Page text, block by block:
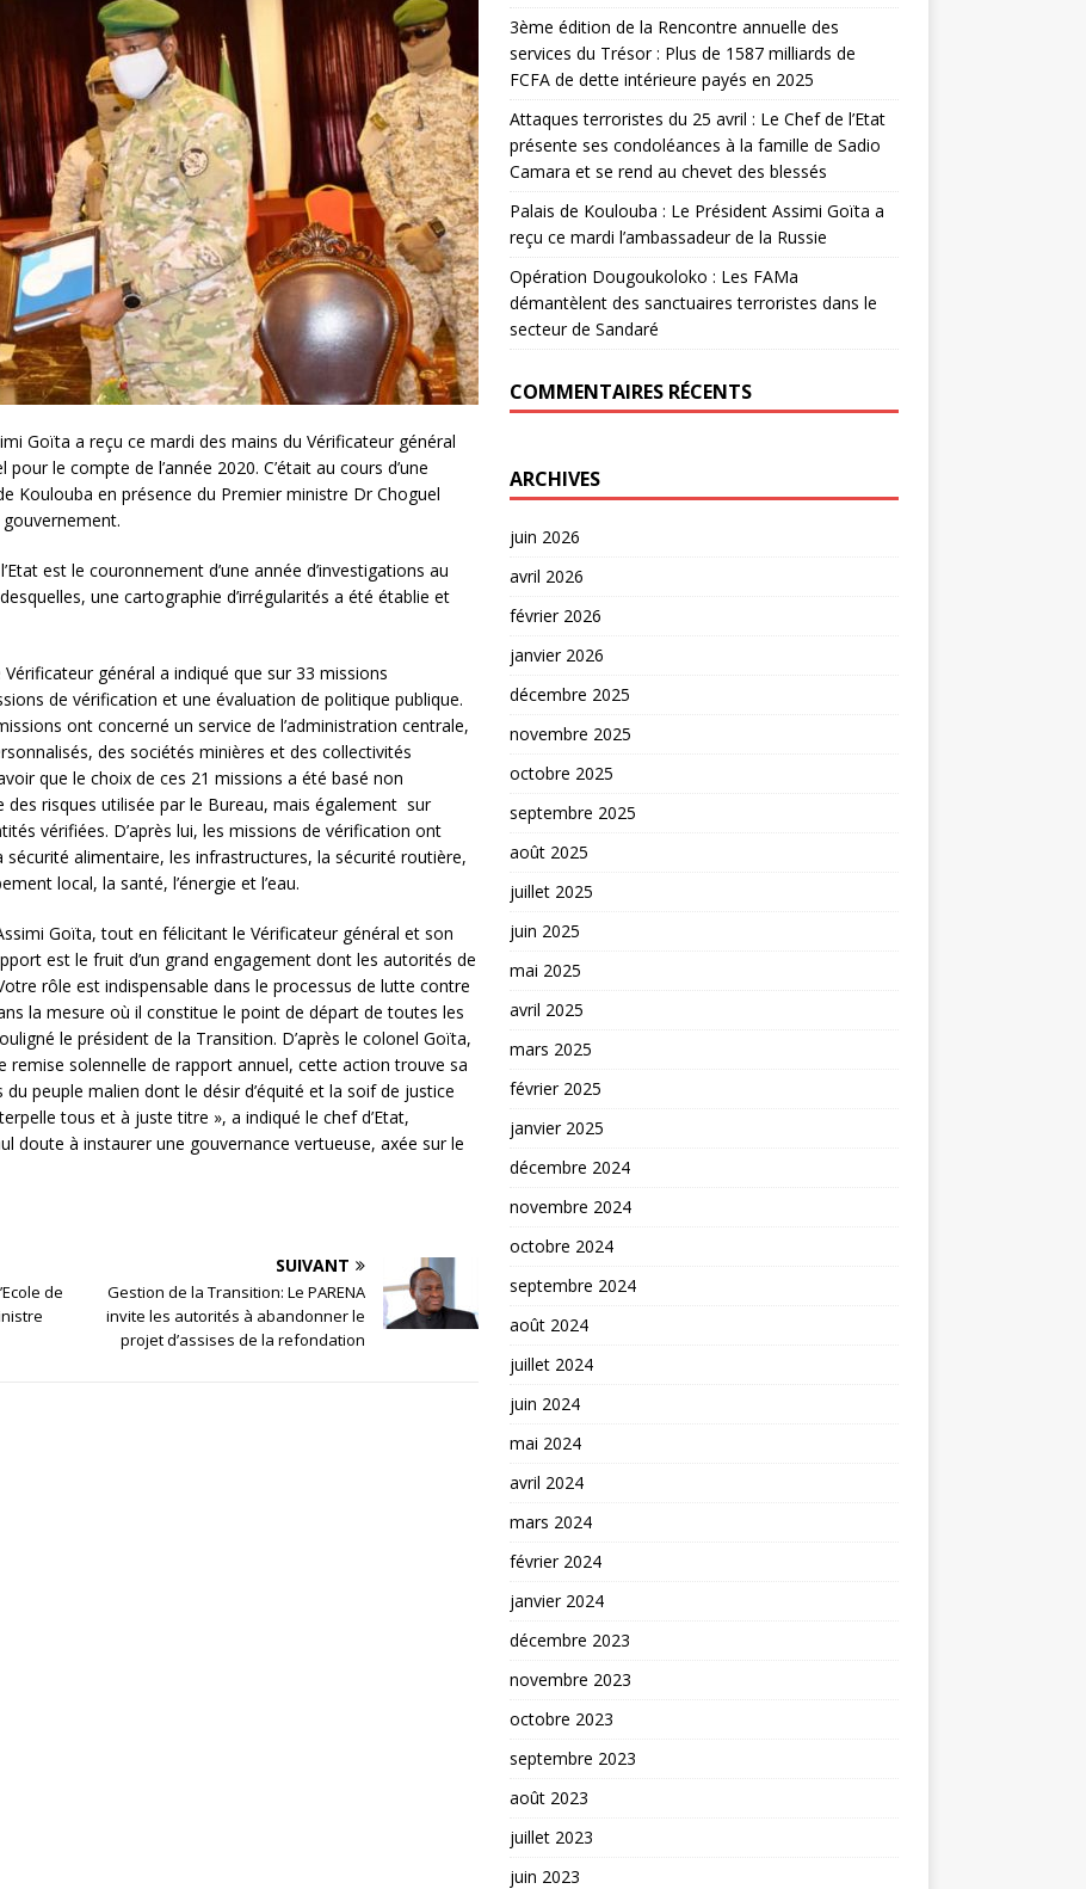
Goïta a reçu ce mardi des mains du Vérificateur général
le compte de l’année 2020. C’était au cours d’une
Koulouba en présence du Premier ministre Dr Choguel
est le couronnement d’une année d’investigations au
une cartographie d’irrégularités a été établie et
général a indiqué que sur 33 missions
de vérification et une évaluation de politique publique.
ont concerné un service de l’administration centrale,
des sociétés minières et des collectivités
que le choix de ces 21 missions a été basé non
risques utilisée par le Bureau, mais également sur
vérifiées. D’après lui, les missions de vérification ont
alimentaire, les infrastructures, la sécurité routière,
local, la santé, l’énergie et l’eau.
Goïta, tout en félicitant le Vérificateur général et son
est le fruit d’un grand engagement dont les autorités de
rôle est indispensable dans le processus de lutte contre
la mesure où il constitue le point de départ de toutes les
le président de la Transition. D’après le colonel Goïta,
remise solennelle de rapport annuel, cette action trouve sa
peuple malien dont le désir d’équité et la soif de justice
tous et à juste titre », a indiqué le chef d’Etat,
doute à instaurer une gouvernance vertueuse, axée sur le
de
SUIVANT
Gestion de la Transition: Le PARENA
invite les autorités à abandonner le
projet d’assises de la refondation
3ème édition de la Rencontre annuelle des
services du Trésor : Plus de 1587 milliards de
FCFA de dette intérieure payés en 2025
Attaques terroristes du 25 avril : Le Chef de l’Etat
présente ses condoléances à la famille de Sadio
Camara et se rend au chevet des blessés
Palais de Koulouba : Le Président Assimi Goïta a
reçu ce mardi l’ambassadeur de la Russie
Opération Dougoukoloko : Les FAMa
démantèlent des sanctuaires terroristes dans le
secteur de Sandaré
COMMENTAIRES RÉCENTS
ARCHIVES
juin 2026
avril 2026
février 2026
janvier 2026
décembre 2025
novembre 2025
octobre 2025
septembre 2025
août 2025
juillet 2025
juin 2025
mai 2025
avril 2025
mars 2025
février 2025
janvier 2025
décembre 2024
novembre 2024
octobre 2024
septembre 2024
août 2024
juillet 2024
juin 2024
mai 2024
avril 2024
mars 2024
février 2024
janvier 2024
décembre 2023
novembre 2023
octobre 2023
septembre 2023
août 2023
juillet 2023
juin 2023